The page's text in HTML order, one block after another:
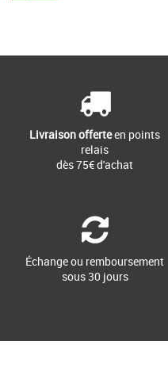
Livraison offerteen points
relais
dès 75€ d'achat
Échange ou remboursement
sous 30 jours